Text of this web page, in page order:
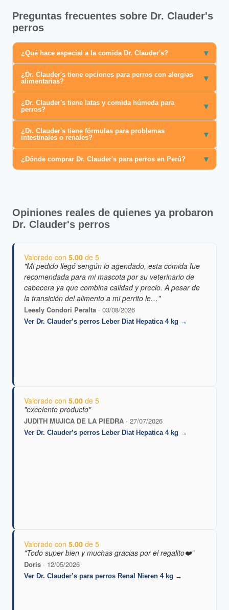
Preguntas frecuentes sobre Dr. Clauder's
perros
¿Qué hace especial a la comida Dr. Clauder's? ▾
¿Dr. Clauder's tiene opciones para perros con alergias
alimentarias?
▾
¿Dr. Clauder's tiene latas y comida húmeda para
perros?
▾
¿Dr. Clauder's tiene fórmulas para problemas
intestinales o renales?
▾
¿Dónde comprar Dr. Clauder's para perros en Perú? ▾
Opiniones reales de quienes ya probaron
Dr. Clauder's perros
Valorado con 5.00 de 5
"Mi pedido llegó sengún lo agendado, esta comida fue
recomendada para mi mascota por su veterinario de
cabecera ya que combina calidad y precio. A pesar de
la transición del alimento a mi perrito le…"
Leesly Condori Peralta · 03/08/2026
Ver Dr. Clauder’s perros Leber Diat Hepatica 4 kg →
Valorado con 5.00 de 5
"excelente producto"
JUDITH MUJICA DE LA PIEDRA · 27/07/2026
Ver Dr. Clauder’s perros Leber Diat Hepatica 4 kg →
Valorado con 5.00 de 5
"Todo super bien y muchas gracias por el regalito❤️"
Doris · 12/05/2026
Ver Dr. Clauder’s para perros Renal Nieren 4 kg →